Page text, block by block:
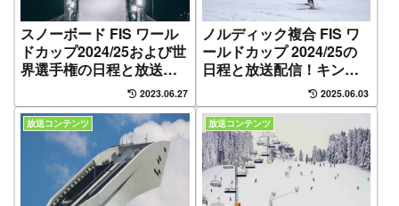
スノーボード FIS ワール
ドカップ2024/25および世
界選手権の日程と放送配
2023.06.27
ノルディック複合 FIS ワ
ールドカップ 2024/25の
日程と放送配信！キン
グ・オブ・スキーを決め
る競技
2025.06.03
放送コンテンツ 放送コンテンツ